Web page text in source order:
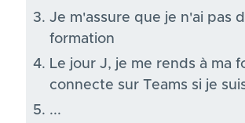
Je m'assure que je n'ai pas
formation
Le jour J, je me rends à ma
connecte sur Teams si je
...